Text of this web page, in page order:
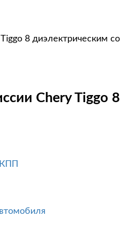
8 диэлектрическим
Chery Tiggo